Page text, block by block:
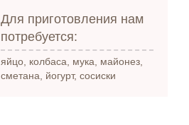
Для приготовления нам
потребуется:
яйцо, колбаса, мука, майонез,
сметана, йогурт, сосиски